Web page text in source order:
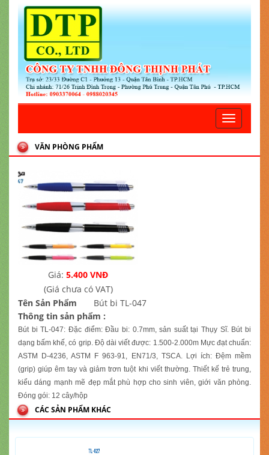
Toggle
VĂN PHÒNG PHẨM
Giá: 5.400 VNĐ
(Giá chưa có VAT)
Tên Sản Phẩm
Bút bi TL-047
Thông tin sản phẩm :
Bút bi TL-047: Đặc điểm: Đầu bi: 0.7mm, sản suất tại Thụy Sĩ. Bút bi
dạng bấm khế, có grip. Độ dài viết được: 1.500-2.000m Mực đạt chuẩn:
ASTM D-4236, ASTM F 963-91, EN71/3, TSCA. Lợi ích: Đệm mềm
(grip) giúp êm tay và giảm trơn tuột khi viết thường. Thiết kế trẻ trung,
kiểu dáng mạnh mẽ đẹp mắt phù hợp cho sinh viên, giới văn phòng.
Đóng gói: 12 cây/hộp
CÁC SẢN PHẨM KHÁC